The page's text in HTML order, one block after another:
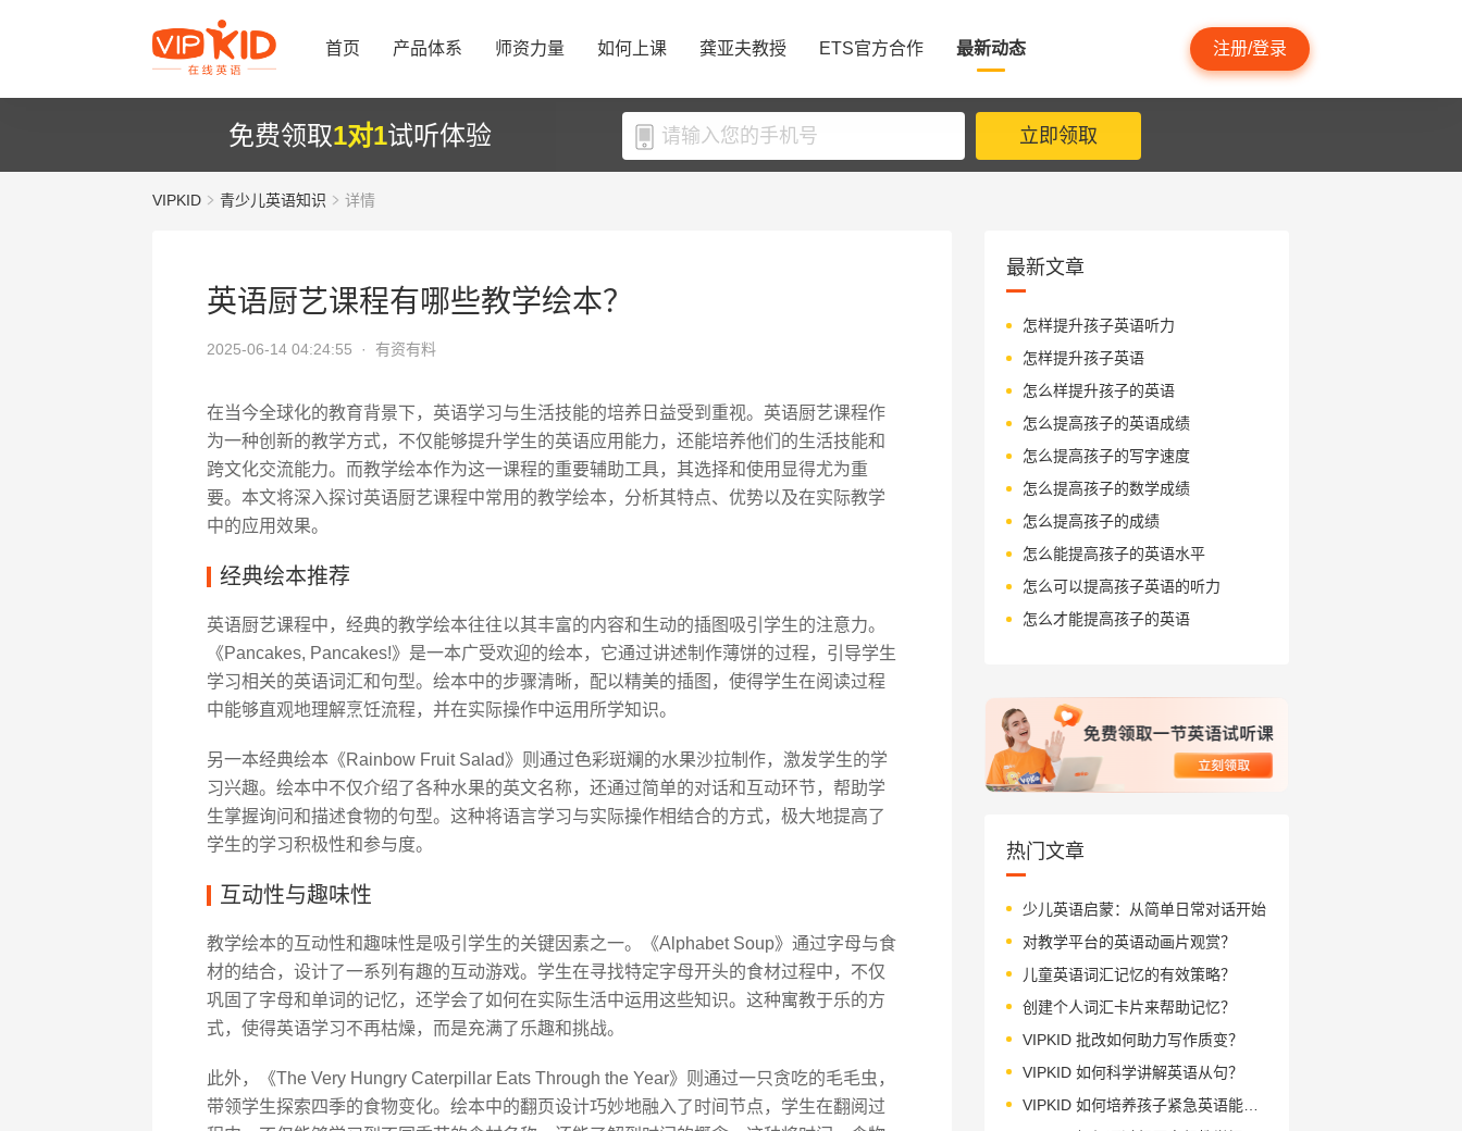
首页 产品体系 师资力量 如何上课 龚亚夫教授 ETS官方合作 最新动态 注册/登录
免费领取1对1试听体验 立即领取
VIPKID 青少儿英语知识 详情
英语厨艺课程有哪些教学绘本？
2025-06-14 04:24:55 · 有资有料
在当今全球化的教育背景下，英语学习与生活技能的培养日益受到重视。英语厨艺课程作
为一种创新的教学方式，不仅能够提升学生的英语应用能力，还能培养他们的生活技能和
跨文化交流能力。而教学绘本作为这一课程的重要辅助工具，其选择和使用显得尤为重
要。本文将深入探讨英语厨艺课程中常用的教学绘本，分析其特点、优势以及在实际教学
中的应用效果。
经典绘本推荐
英语厨艺课程中，经典的教学绘本往往以其丰富的内容和生动的插图吸引学生的注意力。
《Pancakes, Pancakes!》是一本广受欢迎的绘本，它通过讲述制作薄饼的过程，引导学生
学习相关的英语词汇和句型。绘本中的步骤清晰，配以精美的插图，使得学生在阅读过程
中能够直观地理解烹饪流程，并在实际操作中运用所学知识。
另一本经典绘本《Rainbow Fruit Salad》则通过色彩斑斓的水果沙拉制作，激发学生的学
习兴趣。绘本中不仅介绍了各种水果的英文名称，还通过简单的对话和互动环节，帮助学
生掌握询问和描述食物的句型。这种将语言学习与实际操作相结合的方式，极大地提高了
学生的学习积极性和参与度。
互动性与趣味性
教学绘本的互动性和趣味性是吸引学生的关键因素之一。《Alphabet Soup》通过字母与食
材的结合，设计了一系列有趣的互动游戏。学生在寻找特定字母开头的食材过程中，不仅
巩固了字母和单词的记忆，还学会了如何在实际生活中运用这些知识。这种寓教于乐的方
式，使得英语学习不再枯燥，而是充满了乐趣和挑战。
此外，《The Very Hungry Caterpillar Eats Through the Year》则通过一只贪吃的毛毛虫，
带领学生探索四季的食物变化。绘本中的翻页设计巧妙地融入了时间节点，学生在翻阅过
最新文章
怎样提升孩子英语听力
怎样提升孩子英语
怎么样提升孩子的英语
怎么提高孩子的英语成绩
怎么提高孩子的写字速度
怎么提高孩子的数学成绩
怎么提高孩子的成绩
怎么能提高孩子的英语水平
怎么可以提高孩子英语的听力
怎么才能提高孩子的英语
热门文章
少儿英语启蒙：从简单日常对话开始
对教学平台的英语动画片观赏？
儿童英语词汇记忆的有效策略？
创建个人词汇卡片来帮助记忆？
VIPKID 批改如何助力写作质变？
VIPKID 如何科学讲解英语从句？
VIPKID 如何培养孩子紧急英语能力？